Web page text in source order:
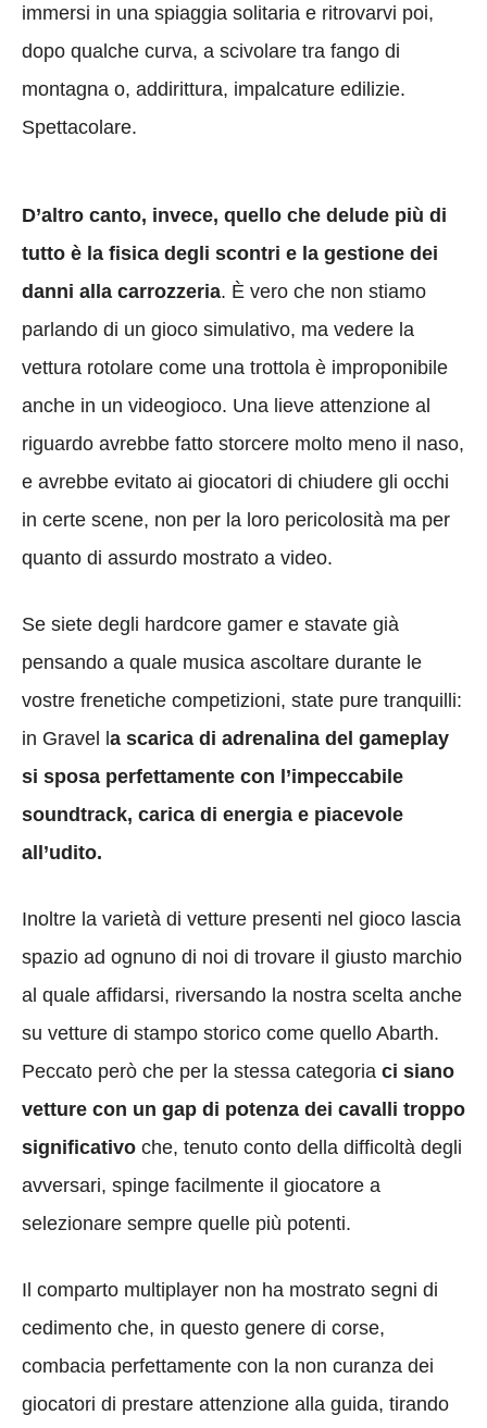
immersi in una spiaggia solitaria e ritrovarvi poi,
dopo qualche curva, a scivolare tra fango di
montagna o, addirittura, impalcature edilizie.
Spettacolare.
D’altro canto, invece, quello che delude più di
tutto è la fisica degli scontri e la gestione dei
danni alla carrozzeria. È vero che non stiamo
parlando di un gioco simulativo, ma vedere la
vettura rotolare come una trottola è improponibile
anche in un videogioco. Una lieve attenzione al
riguardo avrebbe fatto storcere molto meno il naso,
e avrebbe evitato ai giocatori di chiudere gli occhi
in certe scene, non per la loro pericolosità ma per
quanto di assurdo mostrato a video.
Se siete degli hardcore gamer e stavate già
pensando a quale musica ascoltare durante le
vostre frenetiche competizioni, state pure tranquilli:
in Gravel l a scarica di adrenalina del gameplay
si sposa perfettamente con l’impeccabile
soundtrack, carica di energia e piacevole
all’udito.
Inoltre la varietà di vetture presenti nel gioco lascia
spazio ad ognuno di noi di trovare il giusto marchio
al quale affidarsi, riversando la nostra scelta anche
su vetture di stampo storico come quello Abarth.
Peccato però che per la stessa categoria ci siano
vetture con un gap di potenza dei cavalli troppo
significativo che, tenuto conto della difficoltà degli
avversari, spinge facilmente il giocatore a
selezionare sempre quelle più potenti.
Il comparto multiplayer non ha mostrato segni di
cedimento che, in questo genere di corse,
combacia perfettamente con la non curanza dei
giocatori di prestare attenzione alla guida, tirando